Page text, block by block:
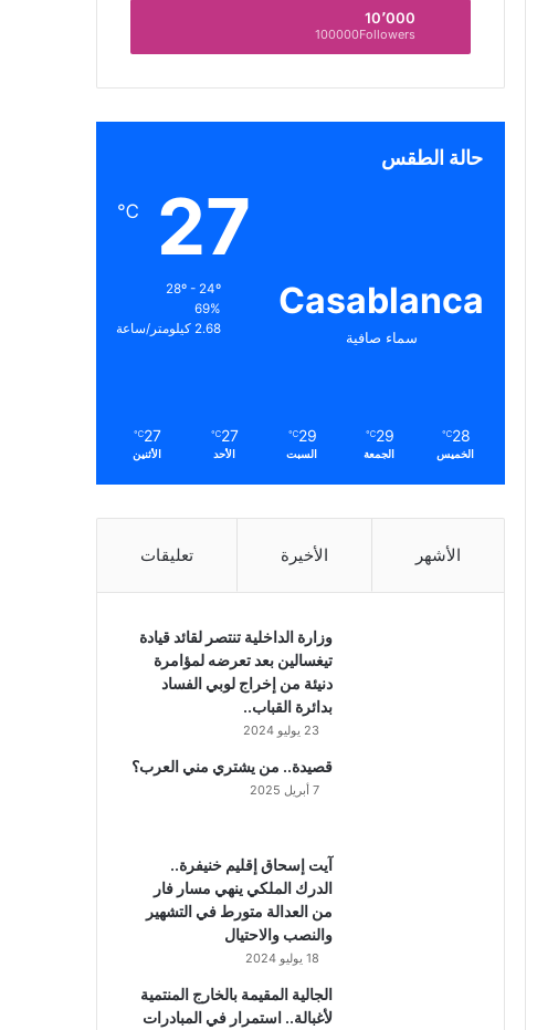
10٬000
100000Followers
حالة الطقس
Casablanca
سماء صافية
27
℃
69%
2.68 كيلومتر/ساعة
28
℃
الخميس
29
℃
الجمعة
29
℃
السبت
27
℃
الأحد
27
℃
الأثنين
الأشهر الأخيرة تعليقات
وزارة الداخلية تنتصر لقائد قيادة
تيغسالين بعد تعرضه لمؤامرة
دنيئة من إخراج لوبي الفساد
بدائرة القباب..
23 يوليو 2024
قصيدة.. من يشتري مني العرب؟
7 أبريل 2025
آيت إسحاق إقليم خنيفرة..
الدرك الملكي ينهي مسار فار
من العدالة متورط في التشهير
والنصب والاحتيال
18 يوليو 2024
الجالية المقيمة بالخارج المنتمية
لأغبالة.. استمرار في المبادرات